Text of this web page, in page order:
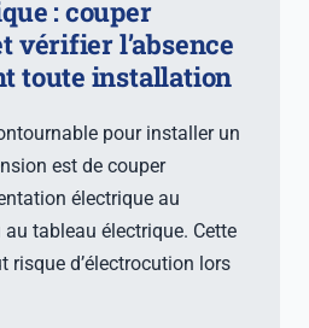
: couper
vérifier l’absence
toute installation
pour installer un
est de couper
électrique au
tableau électrique. Cette
risque d’électrocution lors